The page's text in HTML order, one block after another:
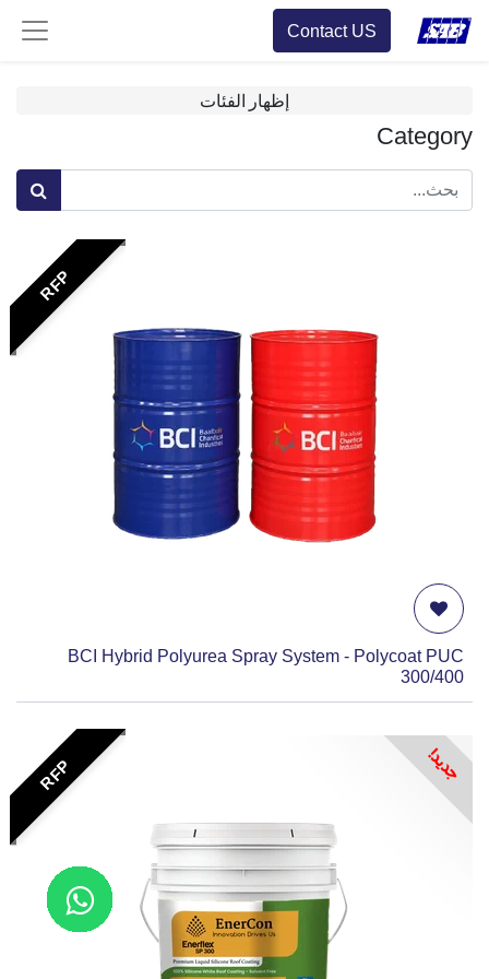
Contact US
إظهار الفئات
Category
RFP
BCI Hybrid Polyurea Spray System - Polycoat PUC
300/400
RFP جديد!